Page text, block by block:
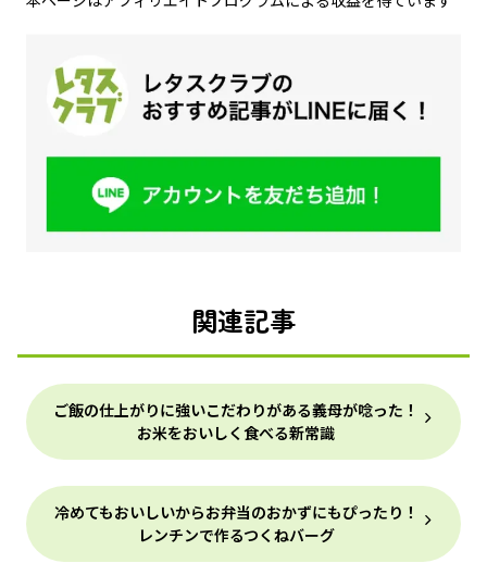
関連記事
ご飯の仕上がりに強いこだわりがある義母が唸った！
お米をおいしく食べる新常識
冷めてもおいしいからお弁当のおかずにもぴったり！
レンチンで作るつくねバーグ